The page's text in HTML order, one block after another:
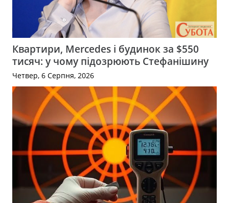
Квартири, Mercedes і будинок за $550
тисяч: у чому підозрюють Стефанішину
Четвер, 6 Серпня, 2026